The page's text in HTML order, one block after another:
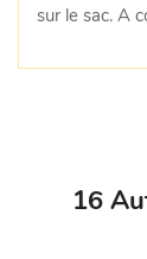
sur le sac. A
16